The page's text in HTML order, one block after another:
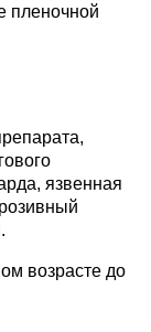
пленочной
язвенная
возрасте до